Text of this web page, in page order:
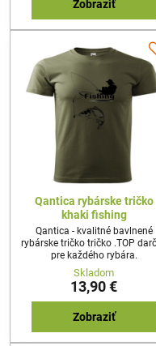
Zobraziť
Qantica rybárske tričko
khaki fishing
Qantica - kvalitné bavlnené
rybárske tričko tričko .TOP
pre každého rybára.
Skladom
13,90 €
Zobraziť